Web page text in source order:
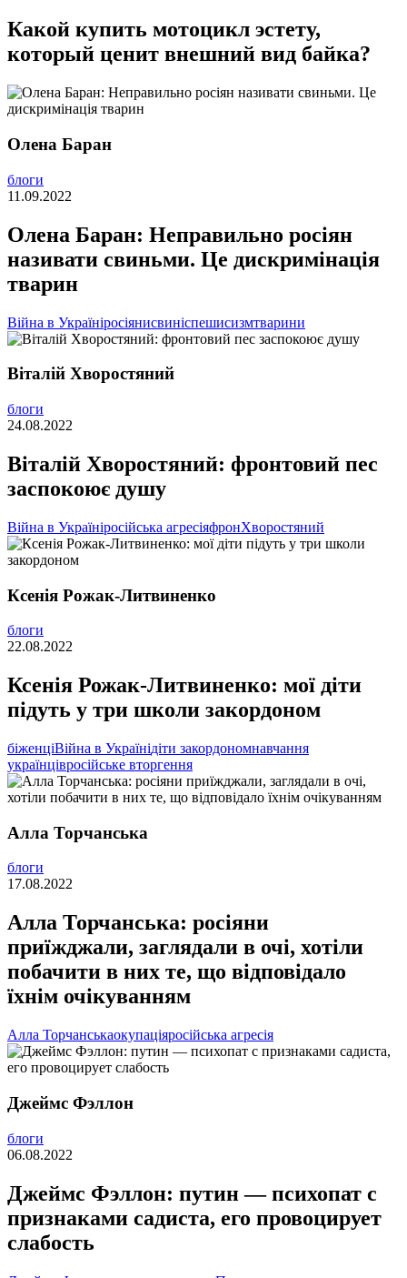
Какой купить мотоцикл эстету,
который ценит внешний вид байка?
Олена Баран
блоги
11.09.2022
Олена Баран: Неправильно росіян
називати свиньми. Це дискримінація
тварин
Війна в Україніросіянисвиніспешисизмтварини
Віталій Хворостяний
блоги
24.08.2022
Віталій Хворостяний: фронтовий пес
заспокоює душу
Війна в Україніросійська агресіяфронХворостяний
Ксенія Рожак-Литвиненко
блоги
22.08.2022
Ксенія Рожак-Литвиненко: мої діти
підуть у три школи закордоном
біженціВійна в Українідіти закордономнавчання
українцівросійське вторгення
Алла Торчанська
блоги
17.08.2022
Алла Торчанська: росіяни
приїжджали, заглядали в очі, хотіли
побачити в них те, що відповідало
їхнім очікуванням
Алла Торчанськаокупаціяросійська агресія
Джеймс Фэллон
блоги
06.08.2022
Джеймс Фэллон: путин — психопат с
признаками садиста, его провоцирует
слабость